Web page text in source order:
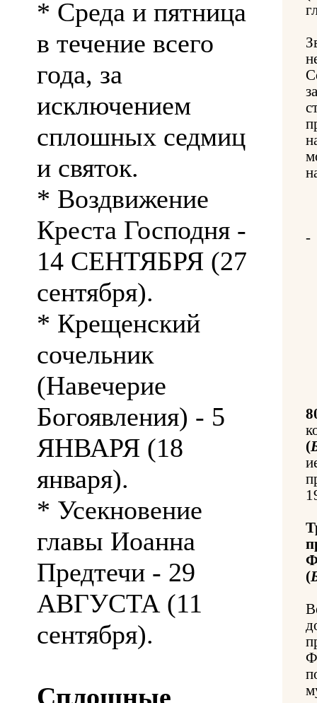
* Среда и пятница
в течение всего
года, за
исключением
сплошных седмиц
и святок.
* Воздвижение
Креста Господня -
14 СЕНТЯБРЯ (27
сентября).
* Крещенский
сочельник
(Навечерие
Богоявления) - 5
ЯНВАРЯ (18
января).
* Усекновение
главы Иоанна
Предтечи - 29
АВГУСТА (11
сентября).
Сплошные
-
(
(